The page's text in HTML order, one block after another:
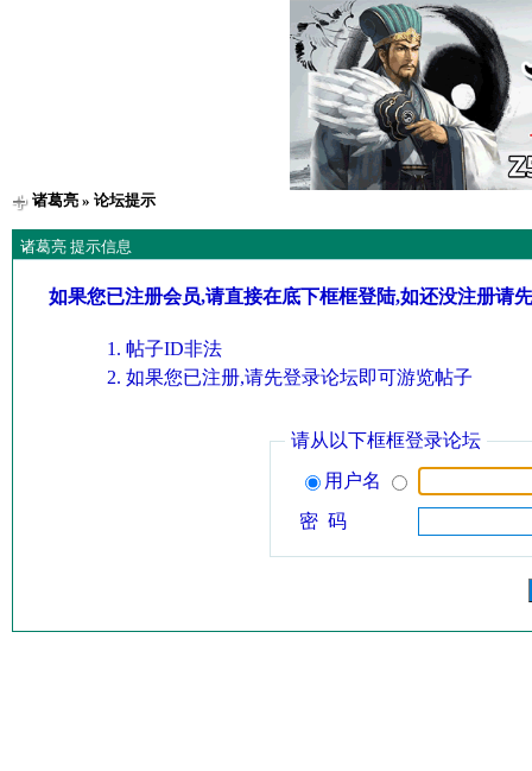
诸葛亮» 论坛提示
诸葛亮 提示信息
如果您已注册会员,请直接在底下框框登陆,如还没注册请
帖子ID非法
如果您已注册,请先登录论坛即可游览帖子
请从以下框框登录论坛
用户名
密 码